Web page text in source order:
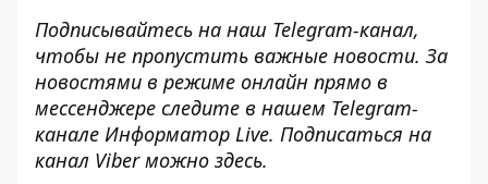
Подписывайтесь на наш Telegram-канал,
чтобы не пропустить важные новости. За
новостями в режиме онлайн прямо в
мессенджере следите в нашем Telegram-
канале Информатор Live. Подписаться на
канал Viber можно здесь.